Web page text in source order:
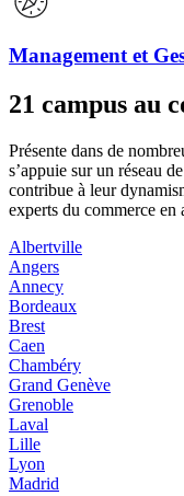
Management et
21 campus au
Présente dans de
s’appuie sur un réseau
contribue à leur
experts du commerce en
Albertville
Angers
Annecy
Bordeaux
Brest
Caen
Chambéry
Grand Genève
Grenoble
Laval
Lille
Lyon
Madrid